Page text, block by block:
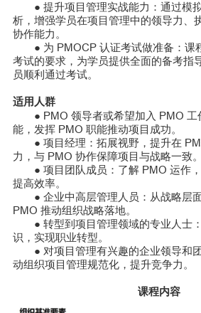
● 提升项目管理实战能力：通过模
析，增强学员在项目管理中的领导力、
协作能力。
● 为 PMOCP 认证考试做准备：课
考试的要求，为学员提供全面的备考指
员顺利通过考试。
适用人群
● PMO 领导者或希望加入 PMO
能，发挥 PMO 职能推动项目成功。
● 项目经理：拓展视野，提升在
力，与 PMO 协作保障项目与战略一致。
● 项目团队成员：了解 PMO 运作
提高效率。
● 企业中高层管理人员：从战略层
PMO 推动组织战略落地。
● 转型到项目管理领域的专业人士
识，实现职业转型。
● 对项目管理有兴趣的企业领导和
动组织项目管理规范化，提升竞争力。
课程内容